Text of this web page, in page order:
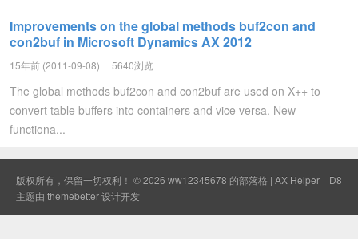
Improvements on the global methods buf2con and
con2buf in Microsoft Dynamics AX 2012
15年前 (2011-09-08) 5640浏览
The global methods buf2con and con2buf are used on X++ to
convert table buffers into containers and vice versa. New
functiona...
版权所有，保留一切权利！ © 2026 ww12345678 的部落格 | AX Helper D8
主题由 themebetter设计开发